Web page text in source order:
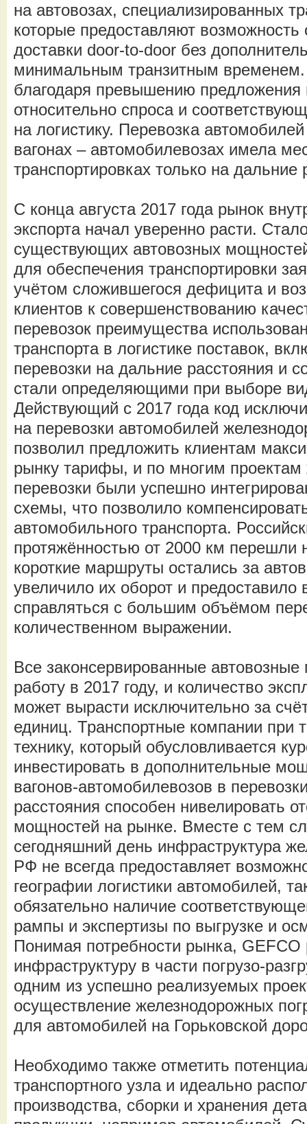
на автовозах, специализированных
которые предоставляют возможность
доставки door-to-door без
минимальным транзитным
благодаря превышению предложения
относительно спроса и
на логистику. Перевозка
вагонах – автомобилевозах имела
транспортировках только на дальние
С конца августа 2017 года рынок
экспорта начал уверенно расти.
существующих автовозных
для обеспечения транспортировки
учётом сложившегося дефицита и
клиентов к совершенствованию
перевозок преимущества
транспорта в логистике поставок,
перевозки на дальние расстояния и
стали определяющими при выборе
Действующий с 2017 года код
на перевозки автомобилей
позволил предложить клиентам
рынку тарифы, и по многим
перевозки были успешно
схемы, что позволило
автомобильного транспорта.
протяжённостью от 2000 км перешли
короткие маршруты остались за
увеличило их оборот и предоставило
справляться с большим объёмом
количественном выражении.
Все законсервированные
работу в 2017 году, и количество
может вырасти исключительно за
единиц. Транспортные компании при
технику, который обусловливается
инвестировать в дополнительные
вагонов-автомобилевозов в
расстояния способен нивелировать
мощностей на рынке. Вместе с тем
сегодняшний день инфраструктура
РФ не всегда предоставляет
географии логистики автомобилей,
обязательно наличие
рампы и экспертизы по выгрузке и
Понимая потребности рынка, GEFCO
инфраструктуру в части погрузо-
одним из успешно реализуемых
осуществление железнодорожных
для автомобилей на Горьковской
Необходимо также отметить
транспортного узла и идеально
производства, сборки и хранения